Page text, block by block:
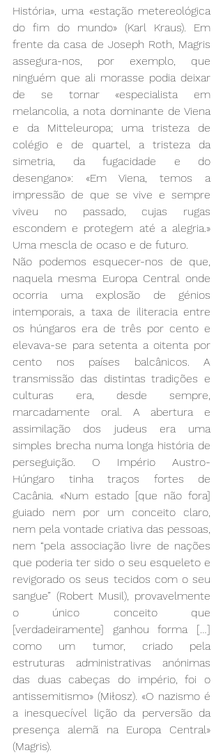
História», uma «estação metereológica
do fim do mundo» (Karl Kraus). Em
frente da casa de Joseph Roth, Magris
assegura-nos, por exemplo, que
ninguém que ali morasse podia deixar
de se tornar «especialista em
melancolia, a nota dominante de Viena
e da Mitteleuropa; uma tristeza de
colégio e de quartel, a tristeza da
simetria, da fugacidade e do
desengano»: «Em Viena, temos a
impressão de que se vive e sempre
viveu no passado, cujas rugas
escondem e protegem até a alegria.»
Uma mescla de ocaso e de futuro.
Não podemos esquecer-nos de que,
naquela mesma Europa Central onde
ocorria uma explosão de génios
intemporais, a taxa de iliteracia entre
os húngaros era de três por cento e
elevava-se para setenta a oitenta por
cento nos países balcânicos. A
transmissão das distintas tradições e
culturas era, desde sempre,
marcadamente oral. A abertura e
assimilação dos judeus era uma
simples brecha numa longa história de
perseguição. O Império Austro-
Húngaro tinha traços fortes de
Cacânia. «Num estado [que não fora]
guiado nem por um conceito claro,
nem pela vontade criativa das pessoas,
nem “pela associação livre de nações
que poderia ter sido o seu esqueleto e
revigorado os seus tecidos com o seu
sangue” (Robert Musil), provavelmente
o único conceito que
[verdadeiramente] ganhou forma […]
como um tumor, criado pela
estruturas administrativas anónimas
das duas cabeças do império, foi o
antissemitismo» (Miłosz). «O nazismo é
a inesquecível lição da perversão da
presença alemã na Europa Central»
(Magris).